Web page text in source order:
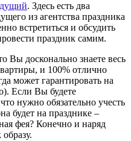
. Здесь есть два
из агентства праздника
встретиться и обсудить
праздник самим.
Вы досконально знаете весь
и 100% отлично
может гарантировать на
Если Вы будете
нужно обязательно учесть
будет на празднике –
фея? Конечно и наряд